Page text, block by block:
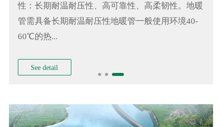
性：长期耐温耐压性、高可靠性、高柔韧性。地暖
管需具备长期耐温耐压性地暖管一般使用环境40-
60℃的热...
See detail